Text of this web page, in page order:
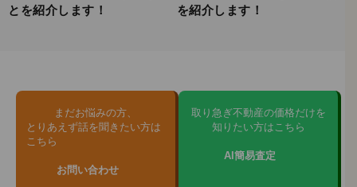
とを紹介します！
を紹介します！
まだお悩みの方、
とりあえず話を聞きたい方は
こちら
お問い合わせ
取り急ぎ不動産の価格だけを
知りたい方はこちら
AI簡易査定